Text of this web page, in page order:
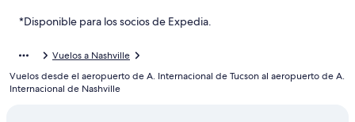
Hoteles familiares en Antioch
Hoteles baratos en Antioch
Hoteles con alberca en Antioch
*Disponible para los socios de Expedia.
Vuelos a Nashville
Vuelos desde el aeropuerto de A. Internacional de Tucson al aeropuerto de A.
Internacional de Nashville